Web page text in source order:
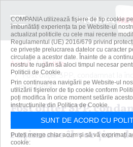
Acasă
Justiție
Fost ofiţer SPP, condamnat la
Două fapte...
Fost ofiţer SPP,
închisoare cu
ruşinoase îl vor ţine
COMPANIA utilizează fişiere de tip cookie
îmbunătăți experiența ta pe Website-ul
actualizat politicile cu cele mai recente
Regulamentul (UE) 2016/679 privind
ce privește prelucrarea datelor cu caracter
circulație a acestor date. Înainte de a
nostru te rugăm să aloci timpul necesar
Politicii de Cookie.
Prin continuarea navigării pe Website-ul
utilizării fişierelor de tip cookie conform
poți modifica în orice moment setările
instrucțiunile din Politica de Cookie.
SUNT DE ACORD CU
Puteți merge chiar acum și să vă exprimați
cookie: